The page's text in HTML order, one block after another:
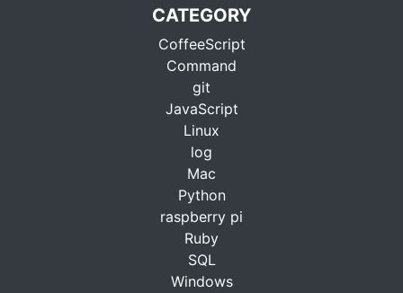
CATEGORY
CoffeeScript
Command
git
JavaScript
Linux
log
Mac
Python
raspberry pi
Ruby
SQL
Windows